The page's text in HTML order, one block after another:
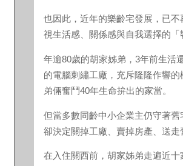
也因此，近年的樂齡宅發展，已
視生活感、關係感與自我選擇的「
年逾80歲的胡家姊弟，3年前生活
的電腦刺繡工廠，充斥隆隆作響
弟倆奮鬥40年生命拚出的家當。
但當多數同齡中小企業主仍守著
卻決定關掉工廠、賣掉房產、送
在入住關西前，胡家姊弟走遍近